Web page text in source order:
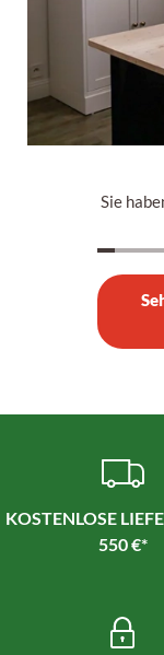
Sie haben
KOSTENLOSE
550 €*